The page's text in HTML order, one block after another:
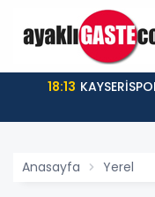
18:13
Anasayfa Yerel